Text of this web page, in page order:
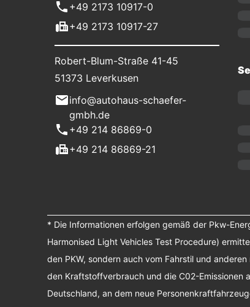
+49 2173 10917-0
+49 2173 10917-27
Robert-Blum-Straße 41-45
51373 Leverkusen
info@autohaus-schaefer-
gmbh.de
+49 214 86869-0
+49 214 86869-21
* Die Informationen erfolgen gemäß der Pkw-
Harmonised Light Vehicles Test Procedure)
den PKW, sondern auch vom Fahrstil und
den Kraftstoffverbrauch und die C02-Emissionen
Deutschland, an dem neue